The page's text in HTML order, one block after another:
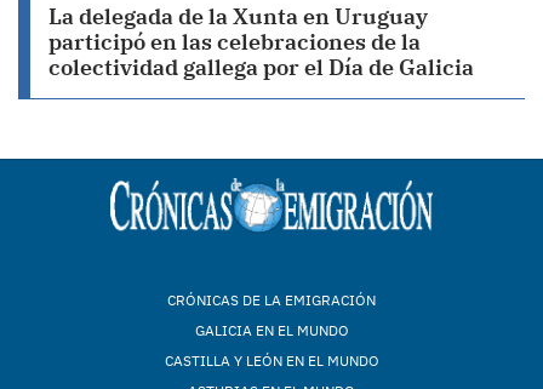
La delegada de la Xunta en Uruguay
participó en las celebraciones de la
colectividad gallega por el Día de Galicia
CRÓNICAS DE LA EMIGRACIÓN
GALICIA EN EL MUNDO
CASTILLA Y LEÓN EN EL MUNDO